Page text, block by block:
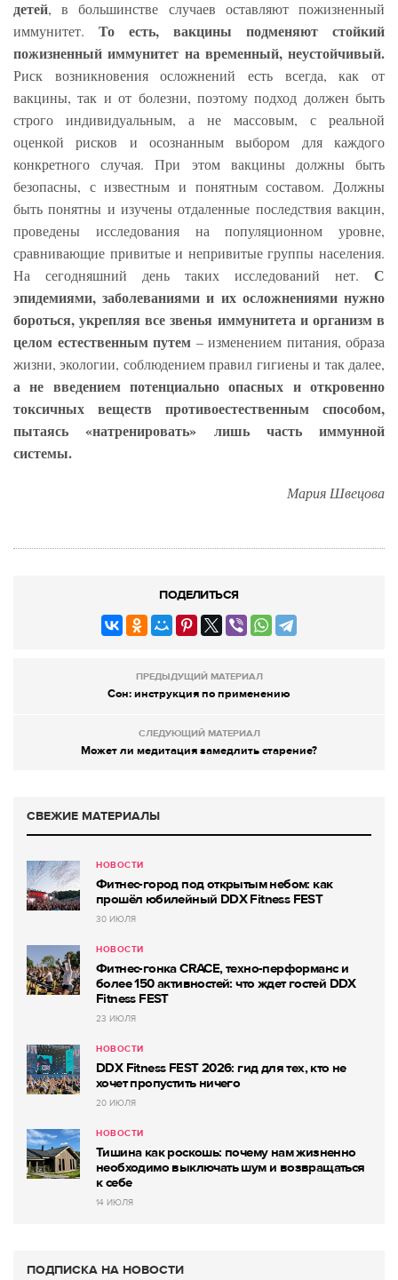
детей, в большинстве случаев оставляют пожизненный
иммунитет. То есть, вакцины подменяют стойкий
пожизненный иммунитет на временный, неустойчивый.
Риск возникновения осложнений есть всегда, как от
вакцины, так и от болезни, поэтому подход должен быть
строго индивидуальным, а не массовым, с реальной
оценкой рисков и осознанным выбором для каждого
конкретного случая. При этом вакцины должны быть
безопасны, с известным и понятным составом. Должны
быть понятны и изучены отдаленные последствия вакцин,
проведены исследования на популяционном уровне,
сравнивающие привитые и непривитые группы населения.
На сегодняшний день таких исследований нет. С
эпидемиями, заболеваниями и их осложнениями нужно
бороться, укрепляя все звенья иммунитета и организм в
целом естественным путем – изменением питания, образа
жизни, экологии, соблюдением правил гигиены и так далее,
а не введением потенциально опасных и откровенно
токсичных веществ противоестественным способом,
пытаясь «натренировать» лишь часть иммунной
системы.
Мария Швецова
ПОДЕЛИТЬСЯ
ПРЕДЫДУЩИЙ МАТЕРИАЛ
Сон: инструкция по применению
СЛЕДУЮЩИЙ МАТЕРИАЛ
Может ли медитация замедлить старение?
СВЕЖИЕ МАТЕРИАЛЫ
НОВОСТИ
Фитнес-город под открытым небом: как
прошёл юбилейный DDX Fitness FEST
30 ИЮЛЯ
НОВОСТИ
Фитнес-гонка CRACE, техно-перформанс и
более 150 активностей: что ждет гостей DDX
Fitness FEST
23 ИЮЛЯ
НОВОСТИ
DDX Fitness FEST 2026: гид для тех, кто не
хочет пропустить ничего
20 ИЮЛЯ
НОВОСТИ
Тишина как роскошь: почему нам жизненно
необходимо выключать шум и возвращаться
к себе
14 ИЮЛЯ
ПОДПИСКА НА НОВОСТИ